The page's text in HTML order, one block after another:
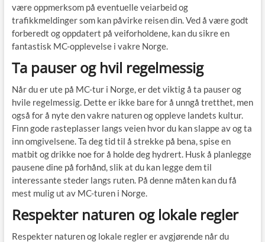
være oppmerksom på eventuelle veiarbeid og
trafikkmeldinger som kan påvirke reisen din. Ved å være godt
forberedt og oppdatert på veiforholdene, kan du sikre en
fantastisk MC-opplevelse i vakre Norge.
Ta pauser og hvil regelmessig
Når du er ute på MC-tur i Norge, er det viktig å ta pauser og
hvile regelmessig. Dette er ikke bare for å unngå tretthet, men
også for å nyte den vakre naturen og oppleve landets kultur.
Finn gode rasteplasser langs veien hvor du kan slappe av og ta
inn omgivelsene. Ta deg tid til å strekke på bena, spise en
matbit og drikke noe for å holde deg hydrert. Husk å planlegge
pausene dine på forhånd, slik at du kan legge dem til
interessante steder langs ruten. På denne måten kan du få
mest mulig ut av MC-turen i Norge.
Respekter naturen og lokale regler
Respekter naturen og lokale regler er avgjørende når du